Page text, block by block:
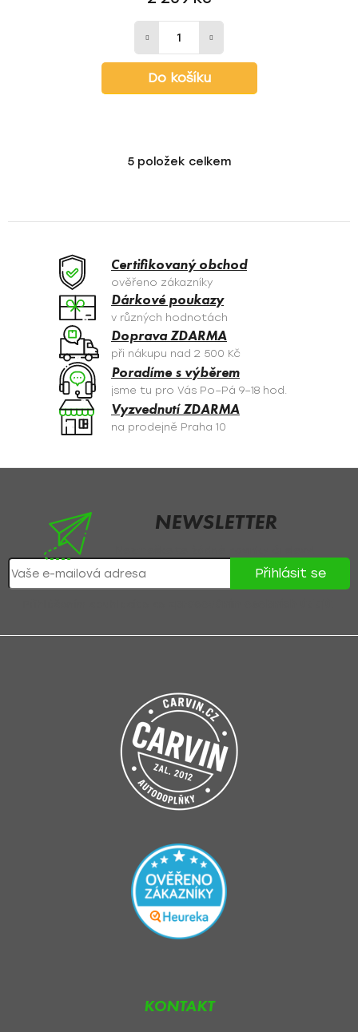
Do košíku
O
á
c
í
p
r
v
k
y
v
ý
p
s
5položek celkem
Certifikovaný obchod
ověřeno zákazníky
Dárkové poukazy
v různých hodnotách
Doprava ZDARMA
při nákupu nad 2 500 Kč
Poradíme s výběrem
jsme tu pro Vás Po–Pá 9–18 hod.
Vyzvednutí ZDARMA
na prodejně Praha 10
NEWSLETTER
Přihlásit se
KONTAKT